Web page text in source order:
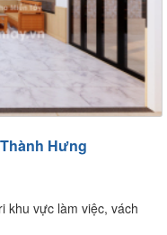
Hưng
khu vực làm việc, vách